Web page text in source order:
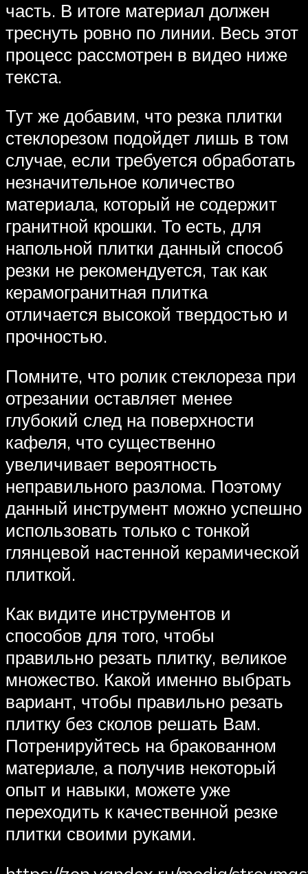
часть. В итоге материал должен
треснуть ровно по линии. Весь этот
процесс рассмотрен в видео ниже
текста.
Тут же добавим, что резка плитки
стеклорезом подойдет лишь в том
случае, если требуется обработать
незначительное количество
материала, который не содержит
гранитной крошки. То есть, для
напольной плитки данный способ
резки не рекомендуется, так как
керамогранитная плитка
отличается высокой твердостью и
прочностью.
Помните, что ролик стеклореза при
отрезании оставляет менее
глубокий след на поверхности
кафеля, что существенно
увеличивает вероятность
неправильного разлома. Поэтому
данный инструмент можно успешно
использовать только с тонкой
глянцевой настенной керамической
плиткой.
Как видите инструментов и
способов для того, чтобы
правильно резать плитку, великое
множество. Какой именно выбрать
вариант, чтобы правильно резать
плитку без сколов решать Вам.
Потренируйтесь на бракованном
материале, а получив некоторый
опыт и навыки, можете уже
переходить к качественной резке
плитки своими руками.